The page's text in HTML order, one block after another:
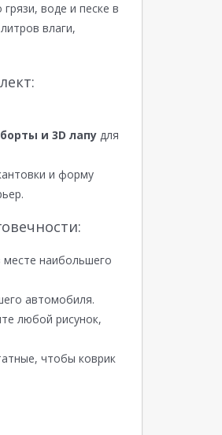
воде и песке в
влаги,
и 3D лапу для
и форму
наибольшего
автомобиля.
любой рисунок,
чтобы коврик